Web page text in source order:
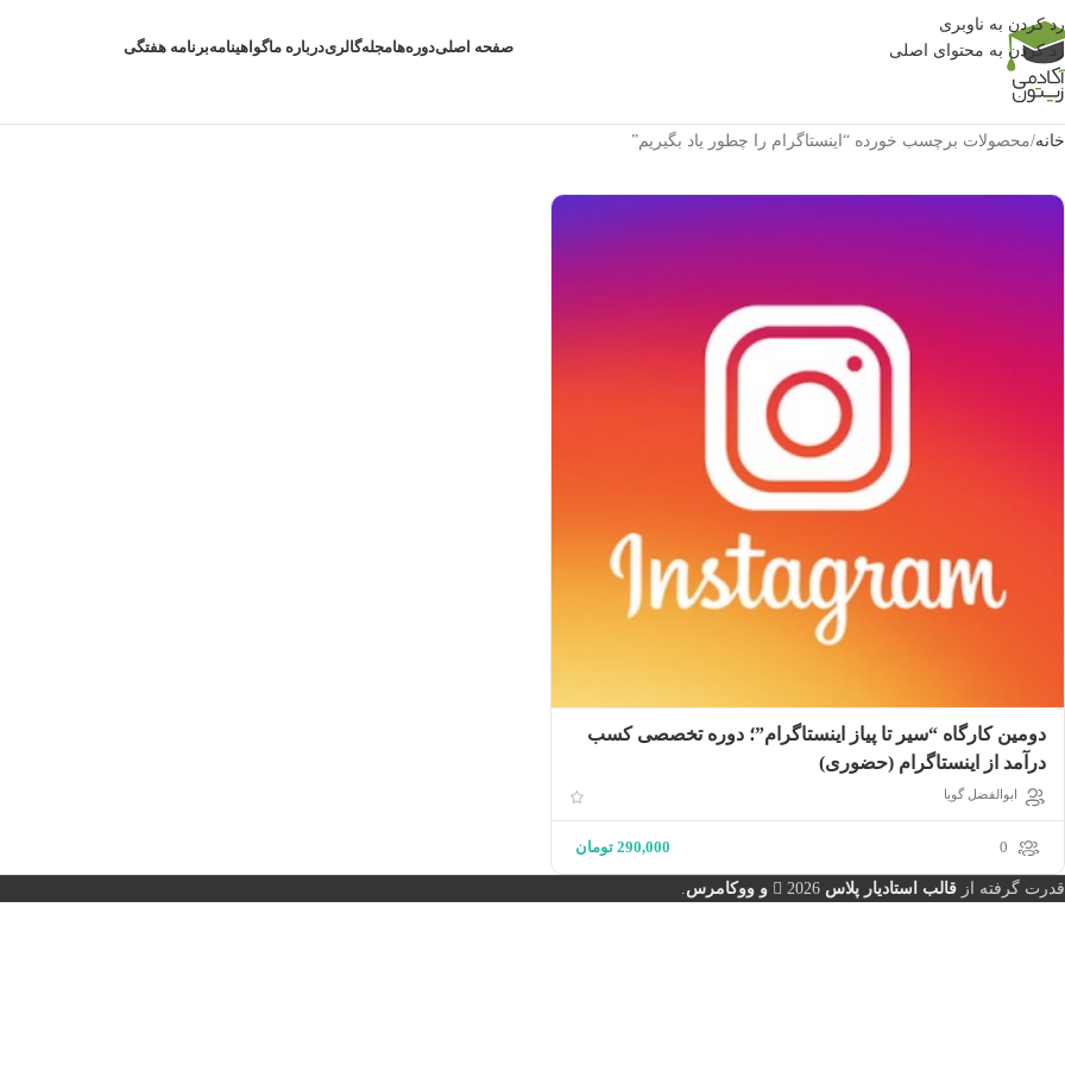
رد کردن به ناوبری
رد کردن به محتوای اصلی
صفحه اصلیدوره‌هامجلهگالریدرباره ماگواهینامهبرنامه هفتگی
خانه محصولات برچسب خورده “اینستاگرام را چطور یاد بگیریم”
دومین کارگاه “سير تا پياز اينستاگرام”؛ دوره تخصصى كسب
درآمد از اينستاگرام (حضوری)
ابوالفضل گویا
0
290,000 تومان
قدرت گرفته از قالب استادیار پلاس 2026 و ووکامرس.